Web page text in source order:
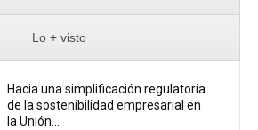
Lo + visto
Hacia una simplificación regulatoria
de la sostenibilidad empresarial en
la Unión...